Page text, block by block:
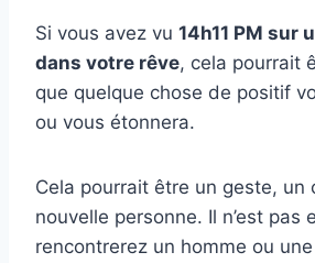
Si vous avez vu 14h11 PM sur
dans votre rêve, cela pourrait
que quelque chose de positif
ou vous étonnera.
Cela pourrait être un geste, un
nouvelle personne. Il n’est pas
rencontrerez un homme ou